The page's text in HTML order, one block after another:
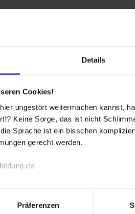
Details
Cookies!
ungestört weitermachen kannst,
Keine Sorge, das ist nicht
Sprache ist ein bisschen
gerecht werden.
Funktion unserer Webseite
zu speichern ( „Präferenzen“), die
Präferenzen
Infos zum Ausbildungsberuf